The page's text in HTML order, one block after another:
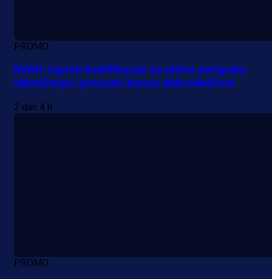
PROMO
MrBit: Isprati kvalifikacije za elitna evropska
takmičenja i preuzmi bonus dobrodošlice!
2 dan 4 h
PROMO